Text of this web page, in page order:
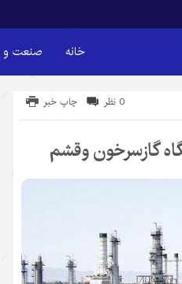
خانه صنعت و
چاپ خبر 0 نظر